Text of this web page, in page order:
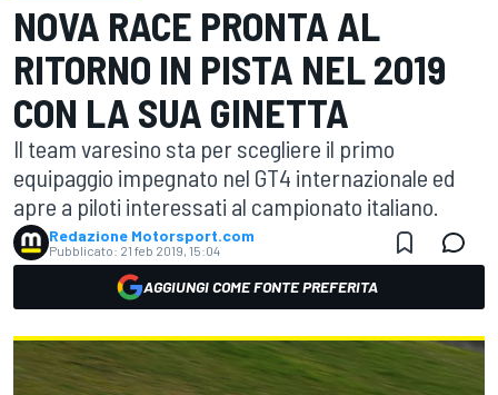
NOVA RACE PRONTA AL
RITORNO IN PISTA NEL 2019
CON LA SUA GINETTA
Il team varesino sta per scegliere il primo
equipaggio impegnato nel GT4 internazionale ed
apre a piloti interessati al campionato italiano.
Redazione Motorsport.com
Pubblicato: 21 feb 2019, 15:04
AGGIUNGI COME FONTE PREFERITA